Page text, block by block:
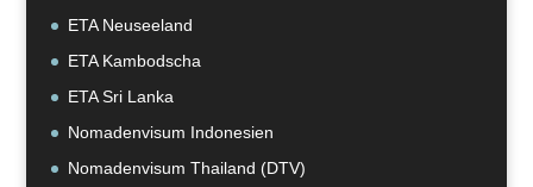
ETA Neuseeland
ETA Kambodscha
ETA Sri Lanka
Nomadenvisum Indonesien
Nomadenvisum Thailand (DTV)